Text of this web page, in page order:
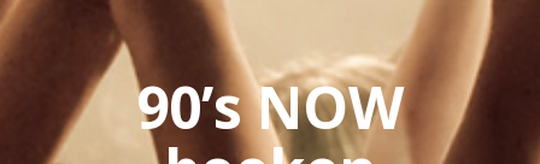
90’s NOW